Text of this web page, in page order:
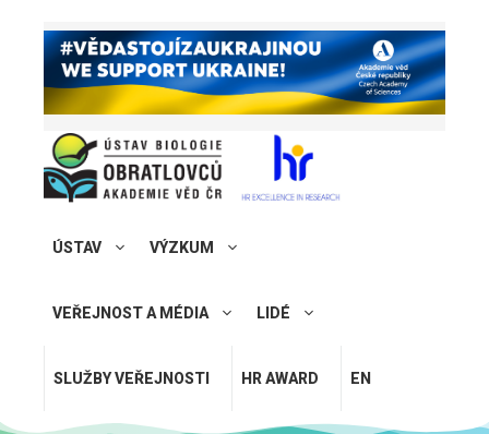
ÚSTAV VÝZKUM
VEŘEJNOST A MÉDIA LIDÉ
SLUŽBY VEŘEJNOSTI HR AWARD EN